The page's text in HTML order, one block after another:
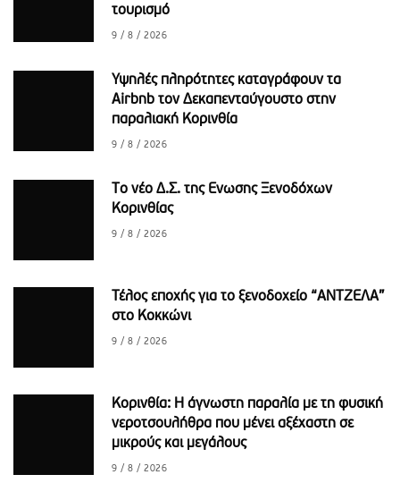
τουρισμό
9 / 8 / 2026
Υψηλές πληρότητες καταγράφουν τα
Airbnb τον Δεκαπενταύγουστο στην
παραλιακή Κορινθία
9 / 8 / 2026
Το νέο Δ.Σ. της Ενωσης Ξενοδόχων
Κορινθίας
9 / 8 / 2026
Τέλος εποχής για το ξενοδοχείο “ΑΝΤΖΕΛΑ”
στο Κοκκώνι
9 / 8 / 2026
Κορινθία: Η άγνωστη παραλία με τη φυσική
νεροτσουλήθρα που μένει αξέχαστη σε
μικρούς και μεγάλους
9 / 8 / 2026